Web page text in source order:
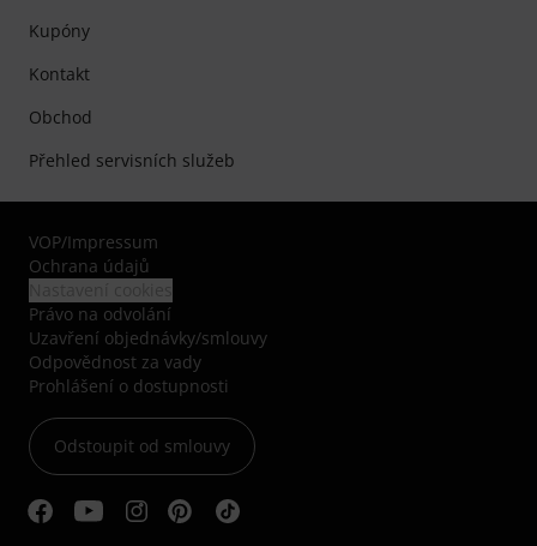
Kupóny
Kontakt
Obchod
Přehled servisních služeb
VOP/Impressum
Ochrana údajů
Právo na odvolání
Uzavření objednávky/smlouvy
Odpovědnost za vady
Prohlášení o dostupnosti
Odstoupit od smlouvy